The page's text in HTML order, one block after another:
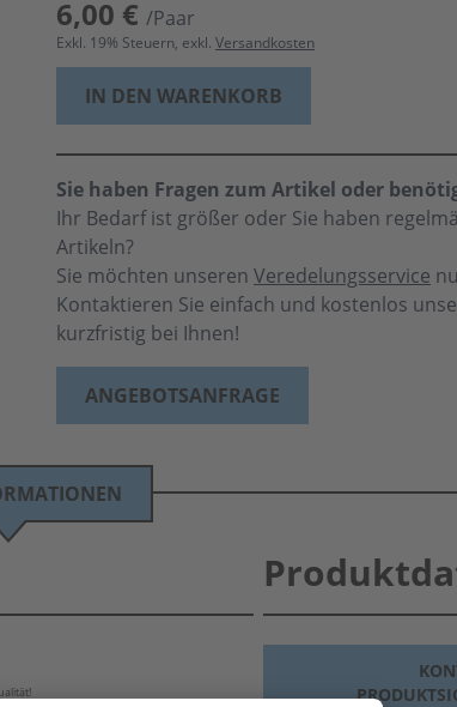
6,00 € /Paar
Exkl. 19% Steuern, exkl. Versandkosten
IN DEN WARENKORB
Sie haben Fragen zum Artikel oder
Ihr Bedarf ist größer oder Sie haben
Artikeln?
Sie möchten unseren Veredelungsservice
Kontaktieren Sie einfach und kostenlos
kurzfristig bei Ihnen!
ANGEBOTSANFRAGE